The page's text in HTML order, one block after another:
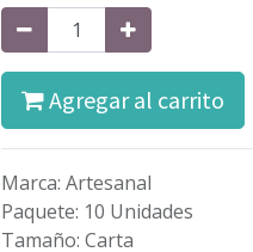
Agregar al carrito
Marca: Artesanal
Paquete: 10 Unidades
Tamaño: Carta